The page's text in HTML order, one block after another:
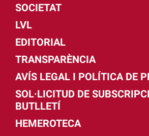
SOCIETAT
LVL
EDITORIAL
TRANSPARÈNCIA
AVÍS LEGAL I POLÍTICA DE
SOL·LICITUD DE
BUTLLETÍ
HEMEROTECA